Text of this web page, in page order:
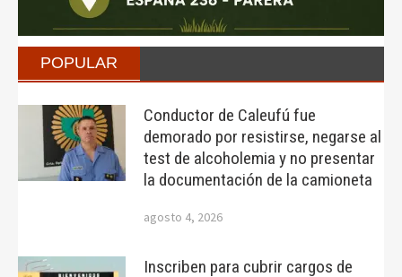
POPULAR
Conductor de Caleufú fue
demorado por resistirse, negarse al
test de alcoholemia y no presentar
la documentación de la camioneta
agosto 4, 2026
Inscriben para cubrir cargos de